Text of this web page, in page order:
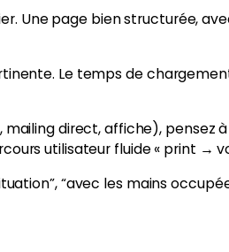
Une page bien structurée,
Le temps de
direct, affiche), pensez
utilisateur fluide « print →
“avec les mains